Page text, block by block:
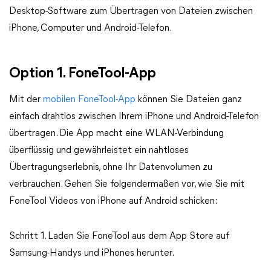
Desktop-Software zum Übertragen von Dateien zwischen
iPhone, Computer und Android-Telefon.
Option 1. FoneTool-App
Mit der mobilen FoneTool-App können Sie Dateien ganz
einfach drahtlos zwischen Ihrem iPhone und Android-Telefon
übertragen. Die App macht eine WLAN-Verbindung
überflüssig und gewährleistet ein nahtloses
Übertragungserlebnis, ohne Ihr Datenvolumen zu
verbrauchen. Gehen Sie folgendermaßen vor, wie Sie mit
FoneTool Videos von iPhone auf Android schicken:
Schritt 1. Laden Sie FoneTool aus dem App Store auf
Samsung-Handys und iPhones herunter.